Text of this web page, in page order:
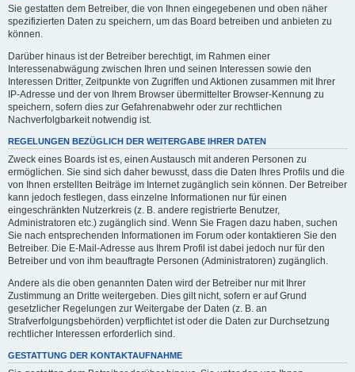
Sie gestatten dem Betreiber, die von Ihnen eingegebenen und oben näher
spezifizierten Daten zu speichern, um das Board betreiben und anbieten zu
können.
Darüber hinaus ist der Betreiber berechtigt, im Rahmen einer
Interessenabwägung zwischen Ihren und seinen Interessen sowie den
Interessen Dritter, Zeitpunkte von Zugriffen und Aktionen zusammen mit Ihrer
IP-Adresse und der von Ihrem Browser übermittelter Browser-Kennung zu
speichern, sofern dies zur Gefahrenabwehr oder zur rechtlichen
Nachverfolgbarkeit notwendig ist.
REGELUNGEN BEZÜGLICH DER WEITERGABE IHRER DATEN
Zweck eines Boards ist es, einen Austausch mit anderen Personen zu
ermöglichen. Sie sind sich daher bewusst, dass die Daten Ihres Profils und die
von Ihnen erstellten Beiträge im Internet zugänglich sein können. Der Betreiber
kann jedoch festlegen, dass einzelne Informationen nur für einen
eingeschränkten Nutzerkreis (z. B. andere registrierte Benutzer,
Administratoren etc.) zugänglich sind. Wenn Sie Fragen dazu haben, suchen
Sie nach entsprechenden Informationen im Forum oder kontaktieren Sie den
Betreiber. Die E-Mail-Adresse aus Ihrem Profil ist dabei jedoch nur für den
Betreiber und von ihm beauftragte Personen (Administratoren) zugänglich.
Andere als die oben genannten Daten wird der Betreiber nur mit Ihrer
Zustimmung an Dritte weitergeben. Dies gilt nicht, sofern er auf Grund
gesetzlicher Regelungen zur Weitergabe der Daten (z. B. an
Strafverfolgungsbehörden) verpflichtet ist oder die Daten zur Durchsetzung
rechtlicher Interessen erforderlich sind.
GESTATTUNG DER KONTAKTAUFNAHME